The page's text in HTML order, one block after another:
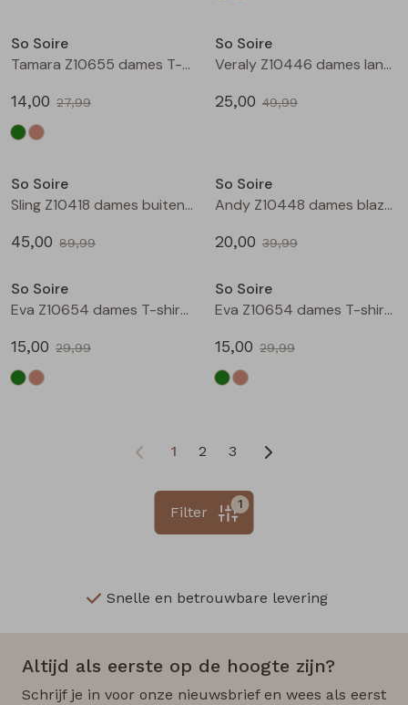
So Soire
Tamara Z10655 dames T-shirt km Taupe
14,00 27,99
So Soire
Veraly Z10446 dames lange broek Wit
25,00 49,99
So Soire
Sling Z10418 dames buiten jack Groen mos
45,00 89,99
So Soire
Andy Z10448 dames blazer/jasje Ecru
20,00 39,99
So Soire
Eva Z10654 dames T-shirt km Army
15,00 29,99
So Soire
Eva Z10654 dames T-shirt km Taupe
15,00 29,99
1 2 3
1
Filter
Snelle en betrouwbare levering
Altijd als eerste op de hoogte zijn?
Schrijf je in voor onze nieuwsbrief en wees als eerst